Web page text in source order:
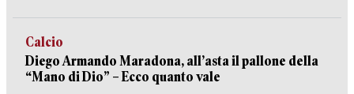
Calcio
Diego Armando Maradona, all’asta il pallone della
“Mano di Dio” – Ecco quanto vale